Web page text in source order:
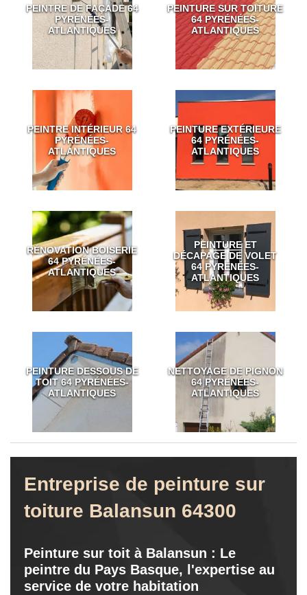
PEINTRE DE FAÇADE 64
PYRÉNÉES-
ATLANTIQUES
PEINTURE SUR TOITURE
64 PYRÉNÉES-
ATLANTIQUES
PEINTRE INTÉRIEUR 64
PYRÉNÉES-
ATLANTIQUES
PEINTURE EXTÉRIEURE
64 PYRÉNÉES-
ATLANTIQUES
RÉNOVATION BOISERIE
64 PYRÉNÉES-
ATLANTIQUES
PEINTURE ET
DÉCAPAGE DE VOLET
64 PYRÉNÉES-
ATLANTIQUES
PEINTURE DESSOUS DE
TOIT 64 PYRÉNÉES-
ATLANTIQUES
NETTOYAGE DE PIGNON
64 PYRÉNÉES-
ATLANTIQUES
Entreprise de peinture sur
toiture Balansun 64300
Peinture sur toit à Balansun : Le
peintre du Pays Basque, l'expertise au
service de votre habitation